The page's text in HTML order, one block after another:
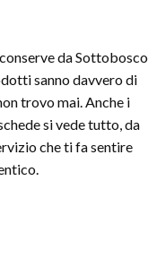
da Sottobosco
sanno davvero di
trovo mai. Anche i
si vede tutto, da
che ti fa sentire